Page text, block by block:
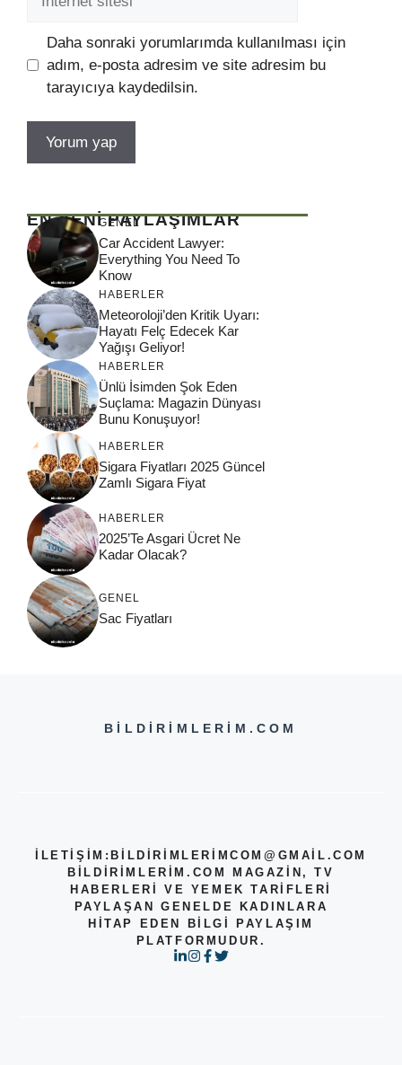
Daha sonraki yorumlarımda kullanılması için
adım, e-posta adresim ve site adresim bu
tarayıcıya kaydedilsin.
EN YENİ PAYLAŞIMLAR
GENEL
Car Accident Lawyer:
Everything You Need To
Know
HABERLER
Meteoroloji’den Kritik Uyarı:
Hayatı Felç Edecek Kar
Yağışı Geliyor!
HABERLER
Ünlü İsimden Şok Eden
Suçlama: Magazin Dünyası
Bunu Konuşuyor!
HABERLER
Sigara Fiyatları 2025 Güncel
Zamlı Sigara Fiyat
HABERLER
2025’Te Asgari Ücret Ne
Kadar Olacak?
GENEL
Sac Fiyatları
BILDIRIMLERIM.COM
İLETİŞİM: BILDIRIMLERIMCOM@GMAIL.COM
BILDIRIMLERIM.COM MAGAZIN, TV
HABERLERI VE YEMEK TARIFLERI
PAYLAŞAN GENELDE KADINLARA
HITAP EDEN BILGI PAYLAŞIM
PLATFORMUDUR.